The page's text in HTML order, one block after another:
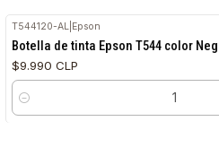
T544120-AL Epson
Botella de tinta Epson T544 color
$9.990 CLP
Cantidad